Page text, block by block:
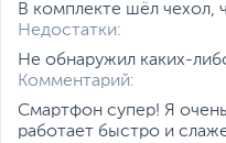
Поддерживаемые
частоты
частоты 4G, МГц
В комплекте шёл чехол,
Недостатки:
Не обнаружил каких-
Комментарий:
Смартфон супер! Я
работает быстро и